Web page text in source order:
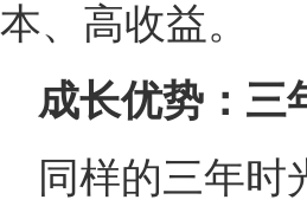
本、高收益。
成长优势：三
同样的三年